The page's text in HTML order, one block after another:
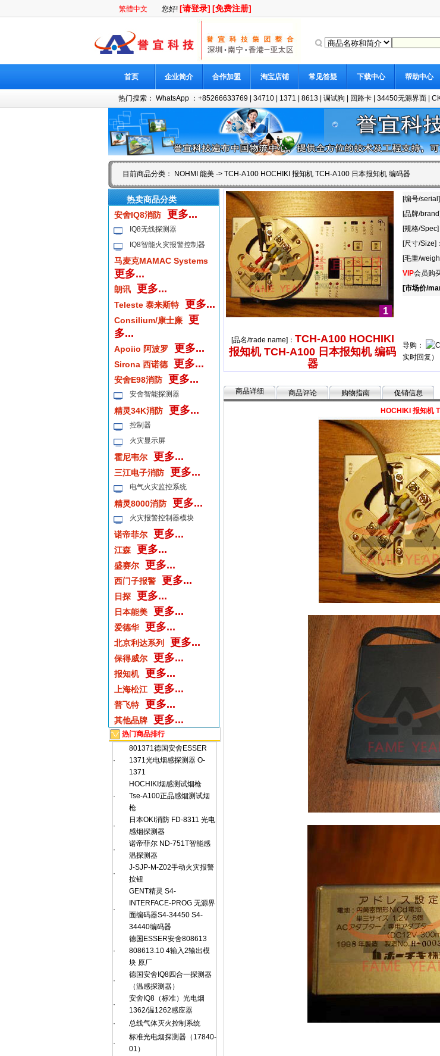
繁體中文 您好! [请登录] [免费注册]
首页 企业简介 合作加盟 淘宝店铺 常见答疑 下载中心 帮助中心
热门搜索： WhatsApp ：+85266633769 34710 1371 8613 调试狗 回路卡 34450无源界面
目前商品分类： NOHMI 能美 -> TCH-A100 HOCHIKI 报知机 TCH-A100 日本报知机 编码器
热卖商品分类
安舍IQ8消防
更多...
IQ8无线探测器
IQ8智能火灾报警控制器
马麦克MAMAC Systems
更多...
朗讯 更多...
Teleste 泰来斯特 更多...
Consilium/康士廉
更
多...
Apoiio 阿波罗 更多...
Sirona 西诺德 更多...
安舍E98消防 更多...
安舍智能探测器
精灵34K消防 更多...
控制器
火灾显示屏
霍尼韦尔 更多...
三江电子消防 更多...
电气火灾监控系统
精灵8000消防 更多...
火灾报警控制器模块
诺帝菲尔 更多...
江森 更多...
盛赛尔 更多...
西门子报警 更多...
日探 更多...
日本能美 更多...
爱德华 更多...
北京利达系列 更多...
保得威尔 更多...
报知机 更多...
上海松江 更多...
普飞特 更多...
其他品牌 更多...
热门商品排行
·
801371德国安舍ESSER
1371光电烟感探测器 O-
1371
·
HOCHIKI烟感测试烟枪
Tse-A100正品感烟测试烟
枪
·
日本OKI消防 FD-8311 光电
感烟探测器
·
诺帝菲尔 ND-751T智能感
温探测器
·
J-SJP-M-Z02手动火灾报警
按钮
·
GENT精灵 S4-
INTERFACE-PROG 无源界
面编码器S4-34450 S4-
34440编码器
·
德国ESSER安舍808613
808613.10 4输入2输出模
块 原厂
·
德国安舍IQ8四合一探测器
（温感探测器）
·
安舍IQ8（标准）光电烟
1362/温1262感应器
·
总线气体灭火控制系统
·
标准光电烟探测器（17840-
01）
1
[编号/
[品牌/
[规格/Spec]
[尺寸/Size]
[毛重/
VIP会员购
[市场价/
[品名/trade name]： TCH-A100 HOCHIKI
报知机 TCH-A100 日本报知机 编码
器
导购：
实时回复
商品详细 商品评论 购物指南 促销信息
HOCHIKI 报知机